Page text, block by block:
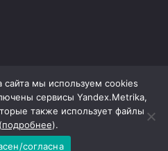
мы используем cookies
сервисы Yandex.Metrika,
также использует файлы
подробнее).
согласна